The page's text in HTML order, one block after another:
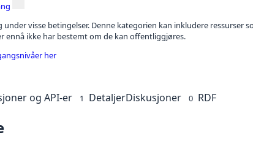
under visse betingelser. Denne kategorien kan inkludere ressurser
ennå ikke har bestemt om de kan offentliggjøres.
her
og API-er 1 DetaljerDiskusjoner 0 RDF